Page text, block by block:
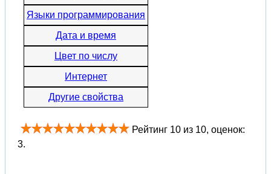
Языки программирования
Дата и время
Цвет по числу
Интернет
Другие свойства
Рейтинг 10 из 10, оценок:
3.